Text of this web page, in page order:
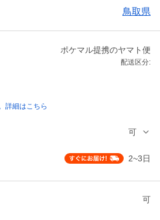
鳥取県
ポケマル提携のヤマト便
配送区分:
詳細はこちら
可
2~3日
可